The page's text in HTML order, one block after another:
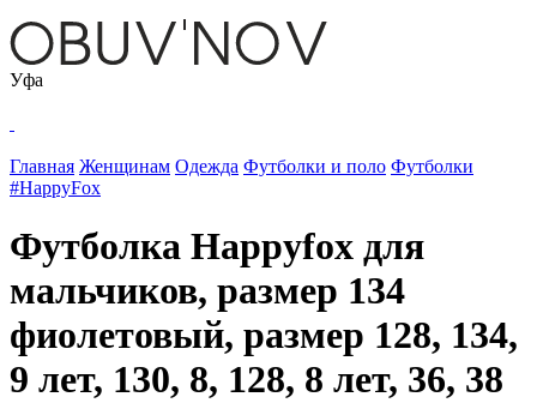
Уфа
Главная Женщинам Одежда Футболки и поло Футболки
#HappyFox
Футболка Happyfox для
мальчиков, размер 134
фиолетовый, размер 128, 134,
9 лет, 130, 8, 128, 8 лет, 36, 38